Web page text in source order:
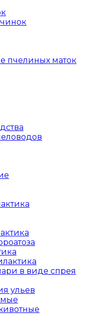
пчелиных маток
в виде спрея
ульев